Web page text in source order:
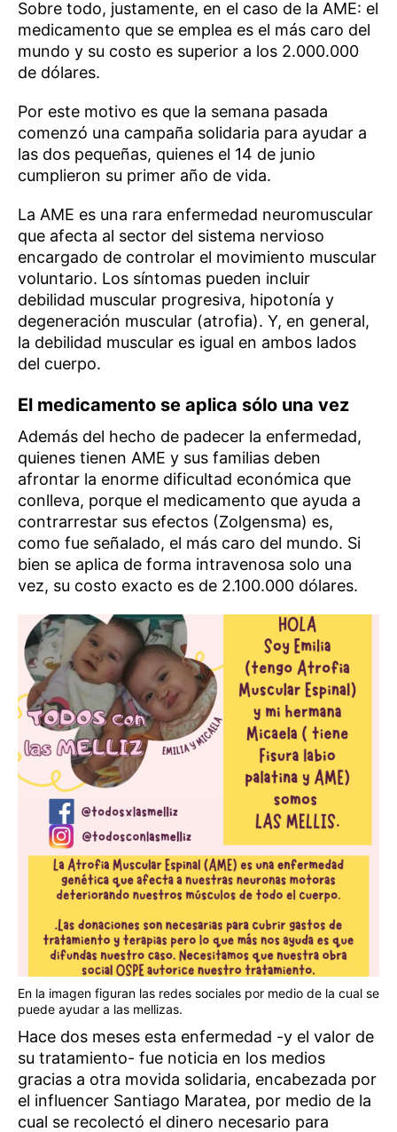
Sobre todo, justamente, en el caso de la AME: el
medicamento que se emplea es el más caro del
mundo y su costo es superior a los 2.000.000
de dólares.
Por este motivo es que la semana pasada
comenzó una campaña solidaria para ayudar a
las dos pequeñas, quienes el 14 de junio
cumplieron su primer año de vida.
La AME es una rara enfermedad neuromuscular
que afecta al sector del sistema nervioso
encargado de controlar el movimiento muscular
voluntario. Los síntomas pueden incluir
debilidad muscular progresiva, hipotonía y
degeneración muscular (atrofia). Y, en general,
la debilidad muscular es igual en ambos lados
del cuerpo.
El medicamento se aplica sólo una vez
Además del hecho de padecer la enfermedad,
quienes tienen AME y sus familias deben
afrontar la enorme dificultad económica que
conlleva, porque el medicamento que ayuda a
contrarrestar sus efectos (Zolgensma) es,
como fue señalado, el más caro del mundo. Si
bien se aplica de forma intravenosa solo una
vez, su costo exacto es de 2.100.000 dólares.
En la imagen figuran las redes sociales por medio de la cual se
puede ayudar a las mellizas.
Hace dos meses esta enfermedad -y el valor de
su tratamiento- fue noticia en los medios
gracias a otra movida solidaria, encabezada por
el influencer Santiago Maratea, por medio de la
cual se recolectó el dinero necesario para